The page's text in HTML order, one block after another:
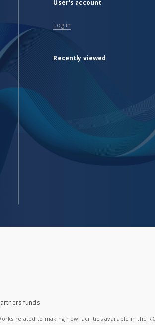
User's account
Log in
Recently viewed
funds
related to making new facilities available in the